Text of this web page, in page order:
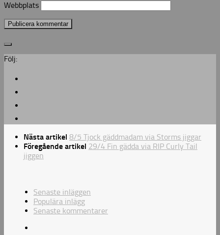
Webbplats
Följ:
Nästa artikel 8/5 Tjock gäddmadam via Storms jiggar
Föregående artikel 29/4 Fin gädda via RIP Curly Tail
jiggen
Senaste inläggen
Populära inlägg
Senaste kommentarer